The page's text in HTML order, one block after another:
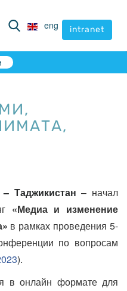
eng intranet
eng intranet
Таджикистан – начал
«Медиа и изменение
в рамках проведения 5-
по вопросам
).
в онлайн формате для